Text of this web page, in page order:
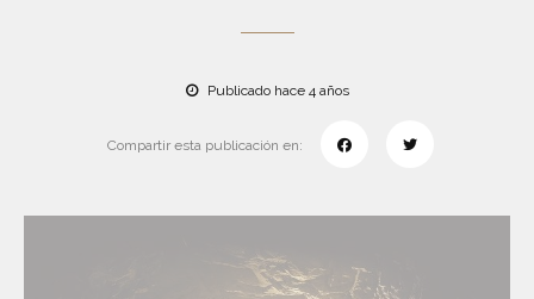
Publicado hace 4 años
Compartir esta publicación en: